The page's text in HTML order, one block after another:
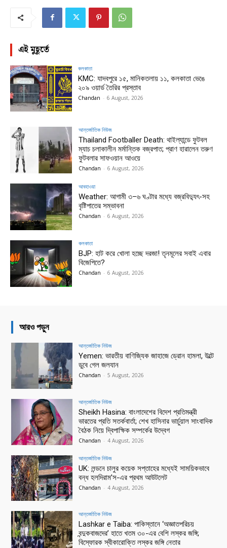
এই মুহূর্তে
কলকাতা
KMC: যাদবপুরে ১৫, মানিকতলায় ১১, কলকাতা ভেঙে
২০৯ ওয়ার্ড তৈরির প্রস্তাব
Chandan - 6 August, 2026
আন্তর্জাতিক নিউজ
Thailand Footballer Death: থাইল্যান্ডে ফুটবল
ম্যাচ চলাকালীন মর্মান্তিক বজ্রপাত; প্রাণ হারালেন তরুণ
ফুটবলার সাফওয়ান আওয়ে
Chandan - 6 August, 2026
আবহাওয়া
Weather: আগামী ৩–৬ ঘণ্টার মধ্যে বজ্রবিদ্যুৎ-সহ
বৃষ্টিপাতের সম্ভাবনা
Chandan - 6 August, 2026
কলকাতা
BJP: হাট করে খোলা হচ্ছে দরজা! তৃনমূলের সবাই এবার
বিজেপিতে?
Chandan - 6 August, 2026
আরও পড়ুন
আন্তর্জাতিক নিউজ
Yemen: ভারতীয় বাণিজ্যিক জাহাজে ড্রোন হামলা, উল্টে
ডুবে গেল জলযান
Chandan - 5 August, 2026
আন্তর্জাতিক নিউজ
Sheikh Hasina: বাংলাদেশের বিদেশ প্রতিমন্ত্রী
ভারতের প্রতি সতর্কবার্তা; শেখ হাসিনার ভার্চুয়াল সাংবাদিক
বৈঠক নিয়ে দ্বিপাক্ষিক সম্পর্কের উদ্বেগ
Chandan - 4 August, 2026
আন্তর্জাতিক নিউজ
UK: লন্ডনে চালুর কয়েক সপ্তাহের মধ্যেই সাময়িকভাবে
বন্ধ হলদিরাম’স-এর প্রথম আউটলেট
Chandan - 4 August, 2026
আন্তর্জাতিক নিউজ
Lashkar e Taiba: পাকিস্তানে ‘অজ্ঞাতপরিচয়
বন্দুকবাজদের’ হাতে খতম ৩০-এর বেশি লস্কর জঙ্গি;
বিস্ফোরক স্বীকারোক্তি লস্কর জঙ্গি নেতার